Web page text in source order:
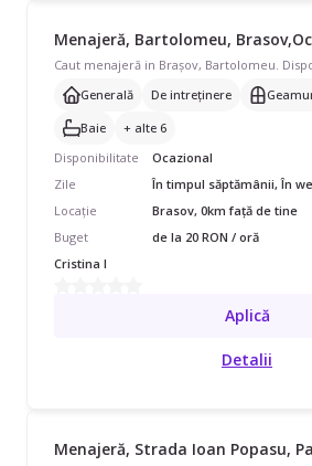
Generală
De intreținere
Baie
+ alte 6
Disponibilitate
Ocazional
Zile
În timpul săptămânii, În
Locație
Brasov, 0km față de tine
Buget
de la 20 RON / oră
Cristina I
Aplică
Detalii